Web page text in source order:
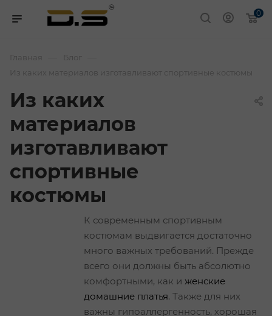
0
Главная Блог
Из каких материалов изготавливают спортивные костюмы
Из каких
материалов
изготавливают
спортивные
костюмы
К современным спортивным
костюмам выдвигается достаточно
много важных требований. Прежде
всего они должны быть абсолютно
комфортными, как и женские
домашние платья. Также для них
важны гипоаллергенность, хорошая